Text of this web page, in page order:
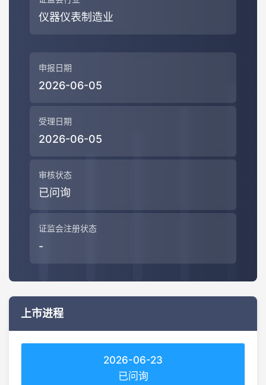
仪器仪表制造业
申报日期
2026-06-05
受理日期
2026-06-05
审核状态
已问询
证监会注册状态
-
上市进程
2026-06-23
已问询